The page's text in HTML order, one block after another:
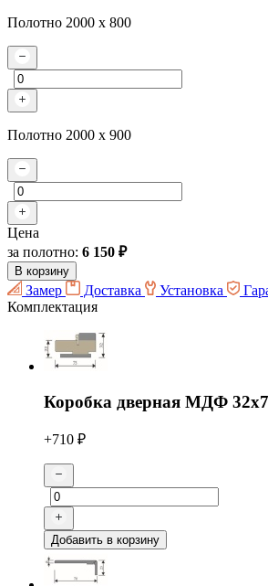
Полотно 2000 x 800
Полотно 2000 x 900
Цена
за полотно: 6 150 ₽
В корзину
Замер Доставка Установка
Комплектация
Коробка дверная МДФ
+710 ₽
Добавить в корзину